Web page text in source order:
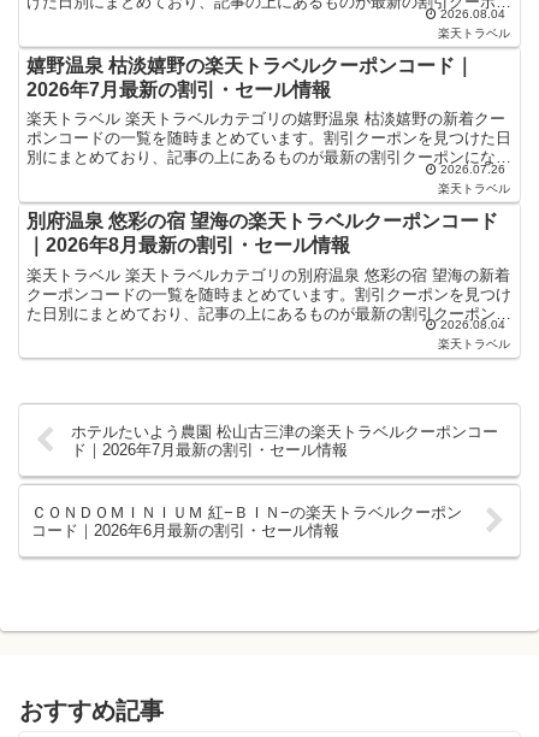
になります。ホテル・旅館宿泊の予約などで使えるクー... 2026.08.04
楽天トラベル
嬉野温泉 枯淡嬉野の楽天トラベルクーポンコード｜
2026年7月最新の割引・セール情報
楽天トラベル 楽天トラベルカテゴリの嬉野温泉 枯淡嬉野の新着クー
ポンコードの一覧を随時まとめています。割引クーポンを見つけた日
別にまとめており、記事の上にあるものが最新の割引クーポンになり
ます。ホテル・旅館宿泊の予約などで使えるクーポンやセ...2026.07.26
楽天トラベル
別府温泉 悠彩の宿 望海の楽天トラベルクーポンコード
｜2026年8月最新の割引・セール情報
楽天トラベル 楽天トラベルカテゴリの別府温泉 悠彩の宿 望海の新着
クーポンコードの一覧を随時まとめています。割引クーポンを見つけ
た日別にまとめており、記事の上にあるものが最新の割引クーポンに
なります。ホテル・旅館宿泊の予約などで使えるクーポ...
2026.08.04
楽天トラベル
ホテルたいよう農園 松山古三津の楽天トラベルクーポンコー
ド｜2026年7月最新の割引・セール情報
ＣＯＮＤＯＭＩＮＩＵＭ 紅−ＢＩＮ−の楽天トラベルクーポン
コード｜2026年6月最新の割引・セール情報
おすすめ記事